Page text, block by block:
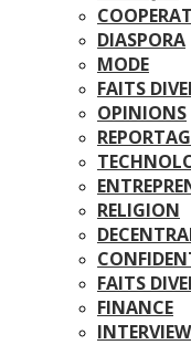
DIASPORA
MODE
FAITS
OPINIONS
RELIGION
FAITS
FINANCE
INTERVIEW